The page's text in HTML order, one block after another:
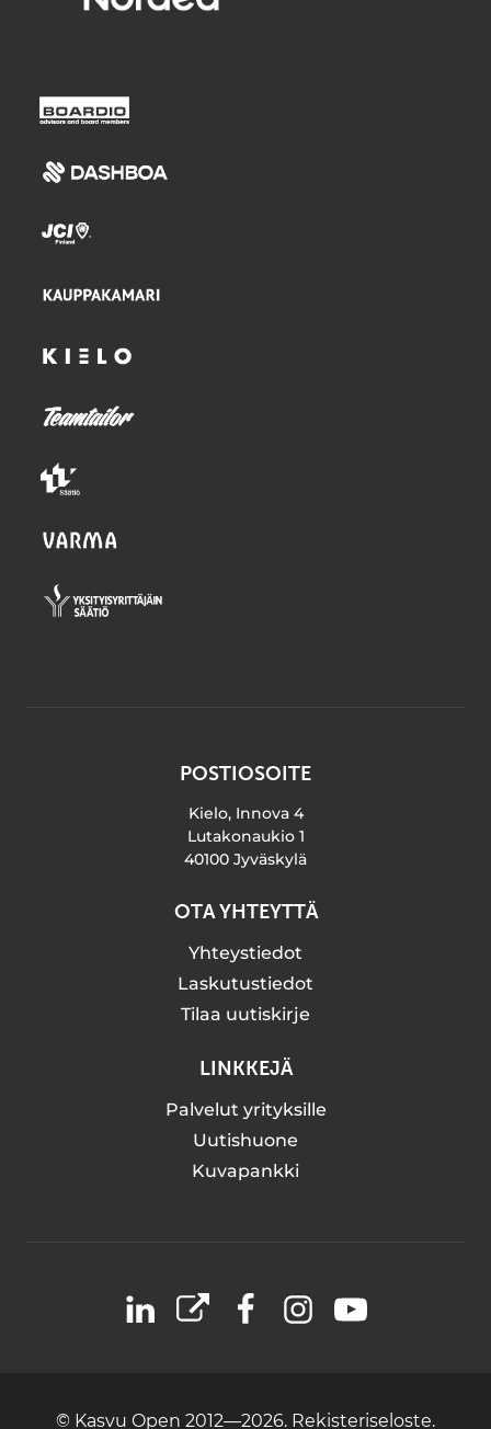
POSTIOSOITE
Kielo, Innova 4
Lutakonaukio 1
40100 Jyväskylä
OTA YHTEYTTÄ
Yhteystiedot
Laskutustiedot
Tilaa uutiskirje
LINKKEJÄ
Palvelut yrityksille
Uutishuone
Kuvapankki
LinkedIn
X FacebookInstagramYouTube
© Kasvu Open 2012—2026. Rekisteriseloste.